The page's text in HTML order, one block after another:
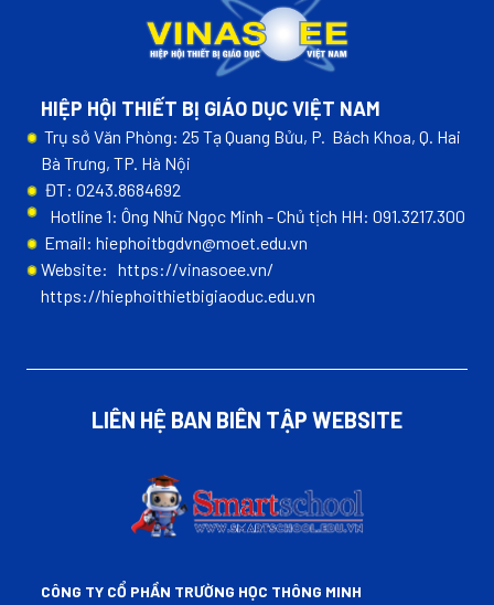
HIỆP HỘI THIẾT BỊ GIÁO DỤC VIỆT NAM
Trụ sở Văn Phòng: 25 Tạ Quang Bửu, P. Bách Khoa, Q. Hai
Bà Trưng, TP. Hà Nội
ĐT: 0243.8684692
Hotline 1: Ông Nhữ Ngọc Minh - Chủ tịch HH: 091.3217.300
Email: hiephoitbgdvn@moet.edu.vn
Website: https://vinasoee.vn/
https://hiephoithietbigiaoduc.edu.vn
LIÊN HỆ BAN BIÊN TẬP WEBSITE
CÔNG TY CỔ PHẦN TRƯỜNG HỌC THÔNG MINH